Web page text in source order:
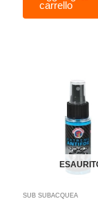
carrello
SUB SUBACQUEA
è:
7,99 €.